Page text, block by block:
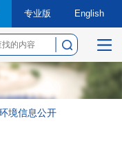
专业版 English
菜
境信息公开